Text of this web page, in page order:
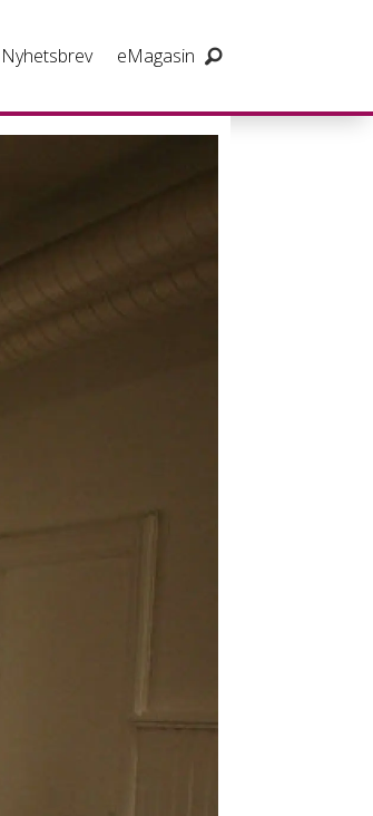
Nyhetsbrev eMagasin